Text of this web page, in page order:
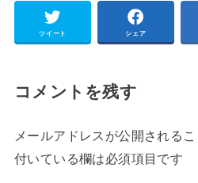
ツイート シェア
コメントを残す
メールアドレスが公開されるこ
付いている欄は必須項目です